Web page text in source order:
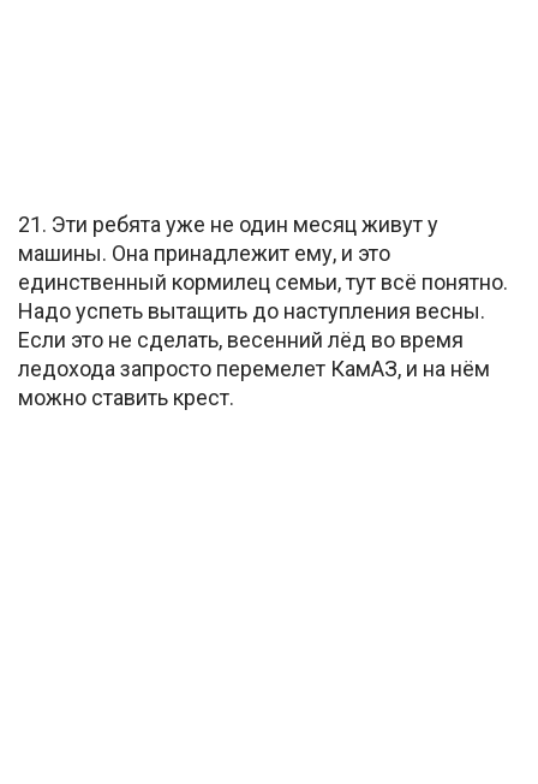
21. Эти ребята уже не один месяц живут у
машины. Она принадлежит ему, и это
единственный кормилец семьи, тут всё понятно.
Надо успеть вытащить до наступления весны.
Если это не сделать, весенний лёд во время
ледохода запросто перемелет КамАЗ, и на нём
можно ставить крест.